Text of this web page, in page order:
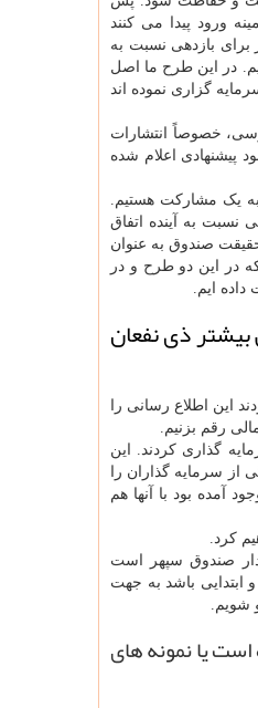
ورود پیدا می کنند
بازدهی نسبت به
در این طرح ما اصل
گزاری نموده اند
خصوصاً انتشارات
پیشنهادی اعلام شده
یک مشارکت هستیم.
به آینده اتفاق
صندوق به عنوان
در این دو طرح و در
ایم.
بیشتر ذی نفعان
این اطلاع رسانی را
رقم بزنیم.
گذاری کردند. این
به عبارتی قشر بزرگی از سرمایه گذاران را
بود با آنها هم
کرد.
صندوق سپهر است
ابتدایی باشد به جهت
شویم.
یا نمونه های